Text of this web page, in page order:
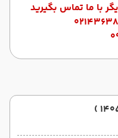
با ما تماس بگیرید